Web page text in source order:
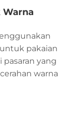
pakaian
yang
warna